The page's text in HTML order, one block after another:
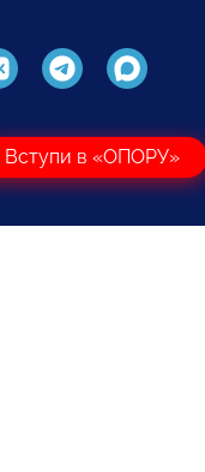
Вступи в «ОПОРУ»